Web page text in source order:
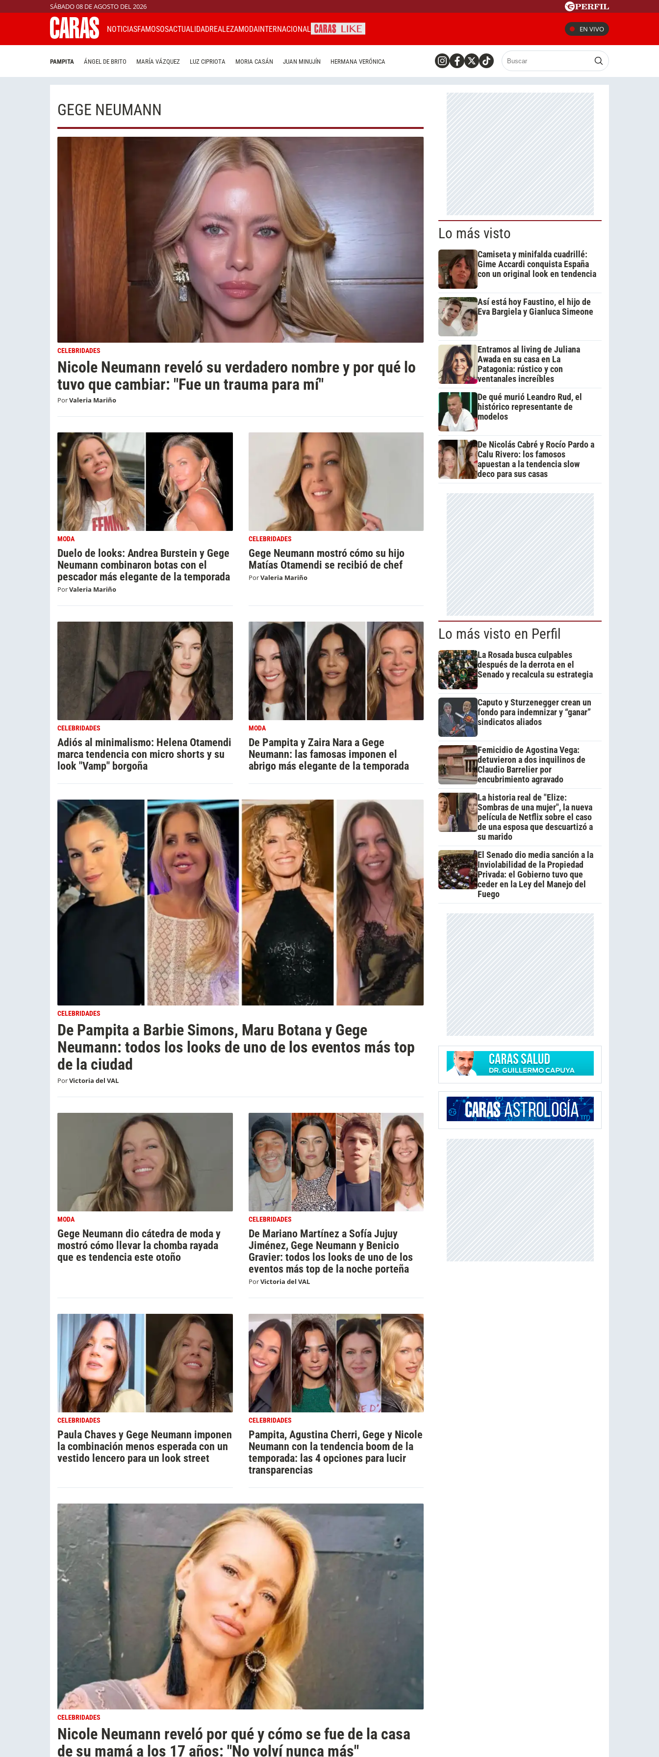
SÁBADO 08 DE AGOSTO DEL 2026
NOTICIASFAMOSOSACTUALIDADREALEZAMODAINTERNACIONAL EN VIVO
PAMPITA ÁNGEL DE BRITO MARÍA VÁZQUEZ LUZ CIPRIOTA MORIA CASÁN JUAN MINUJÍN HERMANA VERÓNICA
GEGE NEUMANN
CELEBRIDADES
Nicole Neumann reveló su verdadero nombre y por qué lo
tuvo que cambiar: "Fue un trauma para mí"
PorValeria Mariño
MODA
Duelo de looks: Andrea Burstein y Gege
Neumann combinaron botas con el
pescador más elegante de la temporada
PorValeria Mariño
CELEBRIDADES
Gege Neumann mostró cómo su hijo
Matías Otamendi se recibió de chef
PorValeria Mariño
CELEBRIDADES
Adiós al minimalismo: Helena Otamendi
marca tendencia con micro shorts y su
look "Vamp" borgoña
MODA
De Pampita y Zaira Nara a Gege
Neumann: las famosas imponen el
abrigo más elegante de la temporada
CELEBRIDADES
De Pampita a Barbie Simons, Maru Botana y Gege
Neumann: todos los looks de uno de los eventos más top
de la ciudad
PorVictoria del VAL
MODA
Gege Neumann dio cátedra de moda y
mostró cómo llevar la chomba rayada
que es tendencia este otoño
CELEBRIDADES
De Mariano Martínez a Sofía Jujuy
Jiménez, Gege Neumann y Benicio
Gravier: todos los looks de uno de los
eventos más top de la noche porteña
PorVictoria del VAL
CELEBRIDADES
Paula Chaves y Gege Neumann imponen
la combinación menos esperada con un
vestido lencero para un look street
CELEBRIDADES
Pampita, Agustina Cherri, Gege y Nicole
Neumann con la tendencia boom de la
temporada: las 4 opciones para lucir
transparencias
CELEBRIDADES
Nicole Neumann reveló por qué y cómo se fue de la casa
de su mamá a los 17 años: "No volví nunca más"
Lo más visto
Camiseta y minifalda cuadrillé:
Gime Accardi conquista España
con un original look en tendencia
Así está hoy Faustino, el hijo de
Eva Bargiela y Gianluca Simeone
Entramos al living de Juliana
Awada en su casa en La
Patagonia: rústico y con
ventanales increíbles
De qué murió Leandro Rud, el
histórico representante de
modelos
De Nicolás Cabré y Rocío Pardo a
Calu Rivero: los famosos
apuestan a la tendencia slow
deco para sus casas
Lo más visto en Perfil
La Rosada busca culpables
después de la derrota en el
Senado y recalcula su estrategia
Caputo y Sturzenegger crean un
fondo para indemnizar y “ganar”
sindicatos aliados
Femicidio de Agostina Vega:
detuvieron a dos inquilinos de
Claudio Barrelier por
encubrimiento agravado
La historia real de "Elize:
Sombras de una mujer", la nueva
película de Netflix sobre el caso
de una esposa que descuartizó a
su marido
El Senado dio media sanción a la
Inviolabilidad de la Propiedad
Privada: el Gobierno tuvo que
ceder en la Ley del Manejo del
Fuego